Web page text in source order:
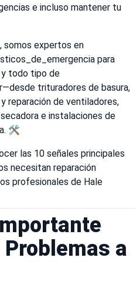
e incluso mantener tu
, somos expertos en
para
y todo tipo de
trituradores de basura,
reparación de ventiladores,
e instalaciones de
🛠️
las 10 señales principales
necesitan reparación
profesionales de Hale
a